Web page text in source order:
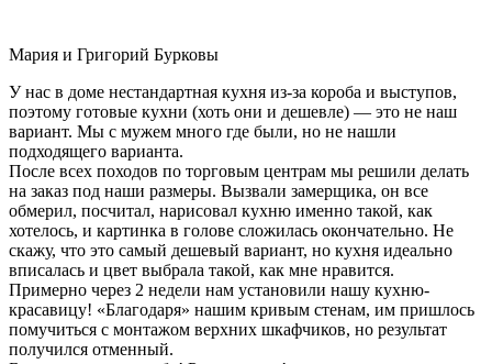
Мария и Григорий Бурковы
У нас в доме нестандартная кухня из-за короба и выступов,
поэтому готовые кухни (хоть они и дешевле) — это не наш
вариант. Мы с мужем много где были, но не нашли
подходящего варианта.
После всех походов по торговым центрам мы решили делать
на заказ под наши размеры. Вызвали замерщика, он все
обмерил, посчитал, нарисовал кухню именно такой, как
хотелось, и картинка в голове сложилась окончательно. Не
скажу, что это самый дешевый вариант, но кухня идеально
вписалась и цвет выбрала такой, как мне нравится.
Примерно через 2 недели нам установили нашу кухню-
красавицу! «Благодаря» нашим кривым стенам, им пришлось
помучиться с монтажом верхних шкафчиков, но результат
получился отменный.